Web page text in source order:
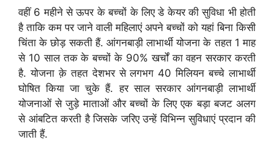
वहीं 6 महीने से ऊपर के बच्चों के लिए डे केयर की सुविधा भी होती
है ताकि कम पर जाने वाली महिलाएं अपने बच्चों को यहां बिना किसी
चिंता के छोड़ सकती हैं. आंगनबाड़ी लाभार्थी योजना के तहत 1 माह
से 10 साल तक के बच्चों के 90% खर्चों का वहन सरकार करती
है. योजना क़े तहतदेशभर से लगभग 40 मिलियन बच्चे लाभार्थी
घोषित किया जा चुके हैं. हर साल सरकार आंगनबाड़ी लाभार्थी
योजनाओं से जुड़े माताओं और बच्चों के लिए एक बड़ा बजट अलग
से आंबटित करती है जिसके जरिए उन्हें विभिन्न सुविधाएं प्रदान की
जाती हैं.